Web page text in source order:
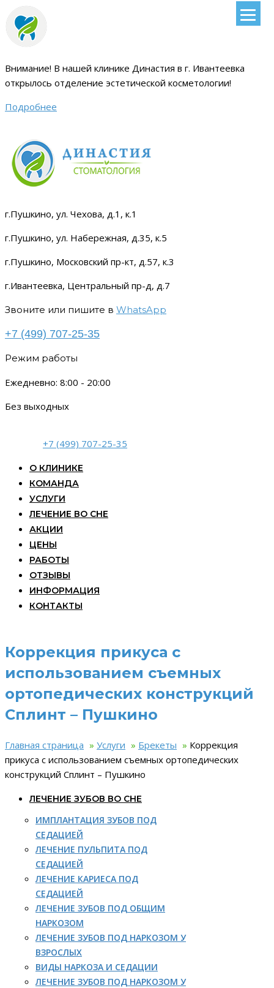
Внимание! В нашей клинике Династия в г. Ивантеевка
открылось отделение эстетической косметологии!
Подробнее
г.Пушкино, ул. Чехова, д.1, к.1
г.Пушкино, ул. Набережная, д.35, к.5
г.Пушкино, Московский пр-кт, д.57, к.3
г.Ивантеевка, Центральный пр-д, д.7
Звоните или пишите в WhatsApp
+7 (499) 707-25-35
Режим работы
Ежедневно: 8:00 - 20:00
Без выходных
+7 (499) 707-25-35
О КЛИНИКЕ
КОМАНДА
УСЛУГИ
ЛЕЧЕНИЕ ВО СНЕ
АКЦИИ
ЦЕНЫ
РАБОТЫ
ОТЗЫВЫ
ИНФОРМАЦИЯ
КОНТАКТЫ
Коррекция прикуса с
использованием съемных
ортопедических конструкций
Сплинт – Пушкино
Главная страница » Услуги » Брекеты » Коррекция
прикуса с использованием съемных ортопедических
конструкций Сплинт – Пушкино
ЛЕЧЕНИЕ ЗУБОВ ВО СНЕ
ИМПЛАНТАЦИЯ ЗУБОВ ПОД
СЕДАЦИЕЙ
ЛЕЧЕНИЕ ПУЛЬПИТА ПОД
СЕДАЦИЕЙ
ЛЕЧЕНИЕ КАРИЕСА ПОД
СЕДАЦИЕЙ
ЛЕЧЕНИЕ ЗУБОВ ПОД ОБЩИМ
НАРКОЗОМ
ЛЕЧЕНИЕ ЗУБОВ ПОД НАРКОЗОМ У
ВЗРОСЛЫХ
ВИДЫ НАРКОЗА И СЕДАЦИИ
ЛЕЧЕНИЕ ЗУБОВ ПОД НАРКОЗОМ У